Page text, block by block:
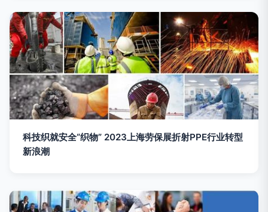
科技织就安全“织物” 2023上海劳保展折射PPE行业转型
新浪潮